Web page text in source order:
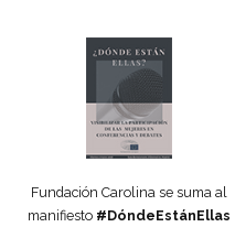
Fundación Carolina se suma al
manifiesto #DóndeEstánEllas